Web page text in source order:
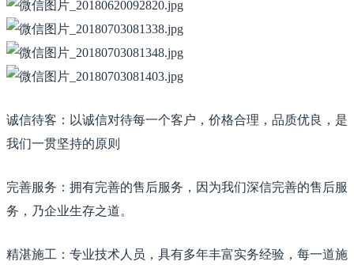
诚信待客：以诚信对待每一个客户，价格合理，品质优良，是
我们一贯坚持的原则
完善服务：拥有完善的售后服务，因为我们深信完善的售后服
务，乃企业生存之道。
精湛施工：专业技术人员，具有多年丰富实务经验，每一道施